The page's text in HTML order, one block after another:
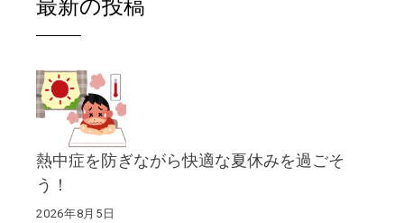
最新の投稿
熱中症を防ぎながら快適な夏休みを過ごそ
う！
2026年8月5日